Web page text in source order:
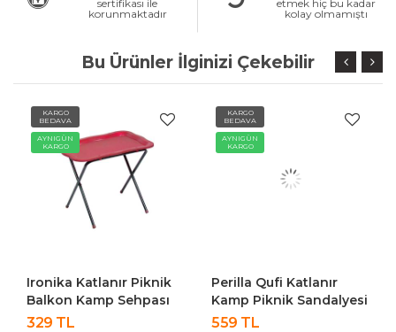
sertifikası ile
korunmaktadır
etmek hiç bu kadar
kolay olmamıştı
Bu Ürünler İlginizi Çekebilir
KARGO
BEDAVA
AYNIGÜN
KARGO
Ironika Katlanır Piknik
Balkon Kamp Sehpası
Masası
329 TL
KARGO
BEDAVA
AYNIGÜN
KARGO
Perilla Qufi Katlanır
Kamp Piknik Sandalyesi
Rejisör Koltuğu - Yeşil
559 TL